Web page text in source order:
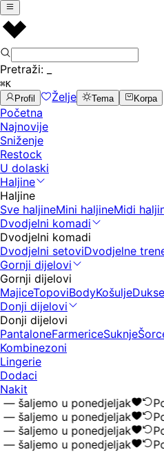
Pretraži:
⌘K
Profil
Želje Tema Korpa
Početna
Najnovije
Sniženje
Restock
U dolaski
Haljine
Haljine
Sve haljineMini haljineMidi
Dvodjelni komadi
Dvodjelni komadi
Dvodjelni setoviDvodjelne
Gornji dijelovi
Gornji dijelovi
MajiceTopoviBodyKošuljeDukse
Donji dijelovi
Donji dijelovi
PantaloneFarmericeSuknje
Kombinezoni
Lingerie
Dodaci
Nakit
u ponedjeljak
u ponedjeljak
u ponedjeljak
u ponedjeljak